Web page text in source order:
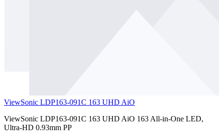
ViewSonic LDP163-091C 163 UHD AiO
ViewSonic LDP163-091C 163 UHD AiO 163 All-in-One LED,
Ultra-HD 0.93mm PP